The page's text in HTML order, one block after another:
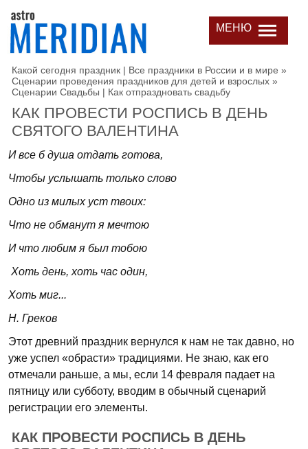
МЕНЮ
Какой сегодня праздник | Все праздники в России и в мире »
Сценарии проведения праздников для детей и взрослых »
Сценарии Свадьбы | Как отпраздновать свадьбу
КАК ПРОВЕСТИ РОСПИСЬ В ДЕНЬ
СВЯТОГО ВАЛЕНТИНА
И все б душа отдать готова,
Чтобы услышать только слово
Одно из милых уст твоих:
Что не обманут я мечтою
И что любим я был тобою
Хоть день, хоть час один,
Хоть миг...
Н. Греков
Этот древний праздник вернулся к нам не так давно, но
уже успел «обрасти» традициями. Не знаю, как его
отмечали раньше, а мы, если 14 февраля падает на
пятницу или субботу, вводим в обычный сценарий
регистрации его элементы.
КАК ПРОВЕСТИ РОСПИСЬ В ДЕНЬ